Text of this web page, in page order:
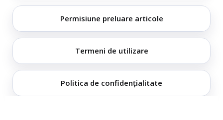
Permisiune preluare articole
Termeni de utilizare
Politica de confidențialitate